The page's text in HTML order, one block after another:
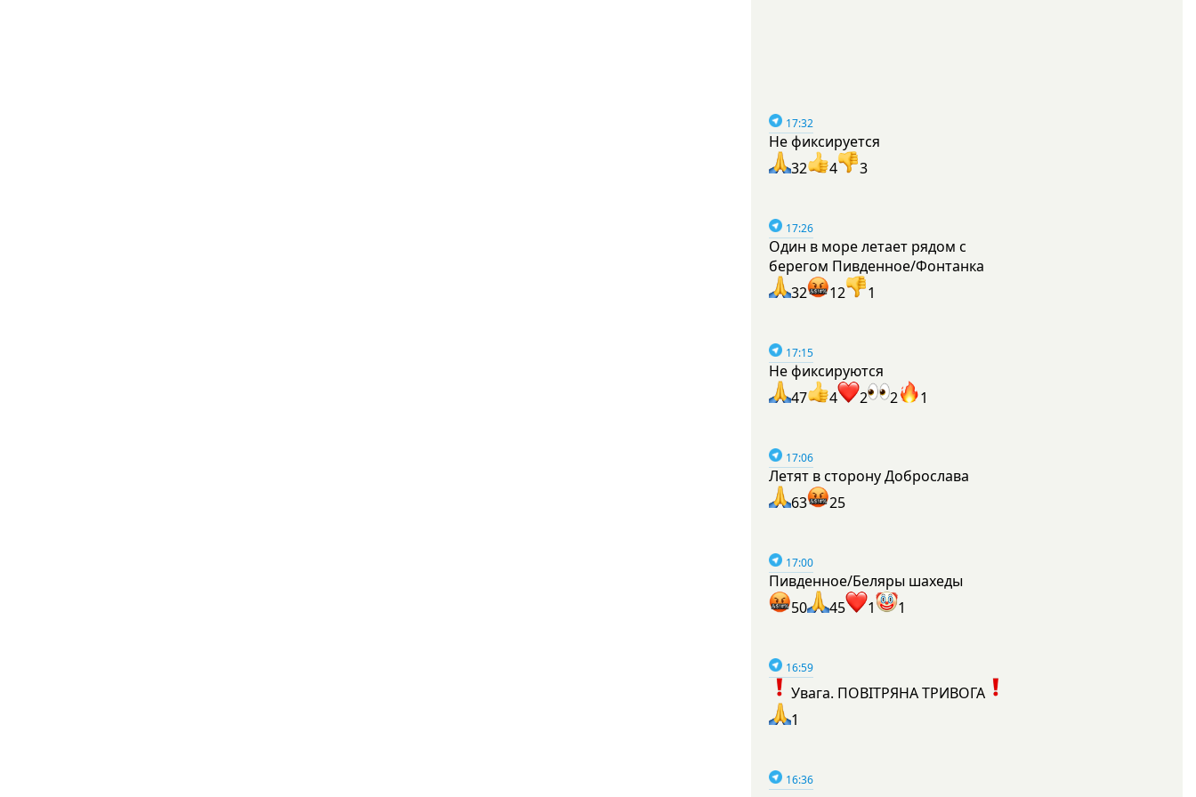
17:32
Не фиксируется
32
4 3
17:26
Один в море летает рядом с
берегом Пивденное/Фонтанка
32
12 1
17:15
Не фиксируются
47
4 2 2 1
17:06
Летят в сторону Доброслава
63
25
17:00
Пивденное/Беляры шахеды
50
45 1 1
16:59
Увага. ПОВІТРЯНА ТРИВОГА
1
16:36